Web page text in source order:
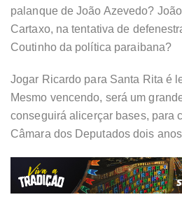
palanque de João Azevedo?
Cartaxo, na tentativa de
Coutinho da política paraibana?
Jogar Ricardo para Santa Rita é
Mesmo vencendo, será um
conseguirá alicerçar bases, para
Câmara dos Deputados dois